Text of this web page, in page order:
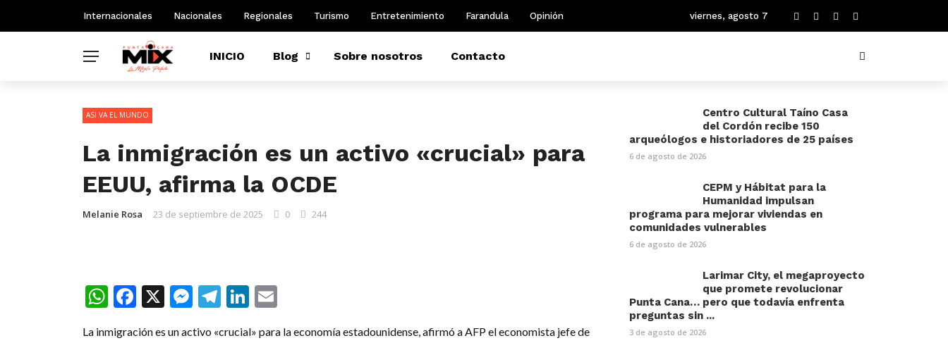
Internacionales Nacionales Regionales Turismo Entretenimiento Farandula Opinión viernes, agosto 7
INICIO Blog Sobre nosotros Contacto
ASI VA EL MUNDO
La inmigración es un activo «crucial» para
EEUU, afirma la OCDE
Melanie Rosa 23 de septiembre de 2025 0 244
WhatsApp
Facebook
X Messenger
Telegram
LinkedIn
La inmigración es un activo «crucial» para la economía estadounidense, afirmó a AFP el economista jefe de
Centro Cultural Taíno Casa
del Cordón recibe 150
arqueólogos e historiadores de 25 países
6 de agosto de 2026
CEPM y Hábitat para la
Humanidad impulsan
programa para mejorar viviendas en
comunidades vulnerables
6 de agosto de 2026
Larimar City, el megaproyecto
que promete revolucionar
Punta Cana… pero que todavía enfrenta
preguntas sin ...
3 de agosto de 2026